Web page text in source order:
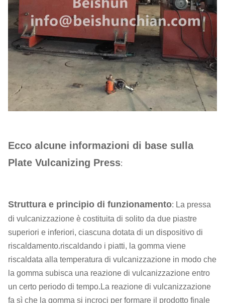
Ecco alcune informazioni di base sulla
Plate Vulcanizing Press:
Struttura e principio di funzionamento: La pressa
di vulcanizzazione è costituita di solito da due piastre
superiori e inferiori, ciascuna dotata di un dispositivo di
riscaldamento.riscaldando i piatti, la gomma viene
riscaldata alla temperatura di vulcanizzazione in modo che
la gomma subisca una reazione di vulcanizzazione entro
un certo periodo di tempo.La reazione di vulcanizzazione
fa sì che la gomma si incroci per formare il prodotto finale